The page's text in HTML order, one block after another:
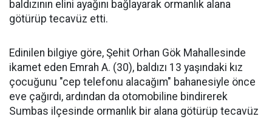
baldızının elini ayağını bağlayarak ormanlık alana
götürüp tecavüz etti.
Edinilen bilgiye göre, Şehit Orhan Gök Mahallesinde
ikamet eden Emrah A. (30), baldızı 13 yaşındaki kız
çocuğunu "cep telefonu alacağım" bahanesiyle önce
eve çağırdı, ardından da otomobiline bindirerek
Sumbas ilçesinde ormanlık bir alana götürüp tecavüz